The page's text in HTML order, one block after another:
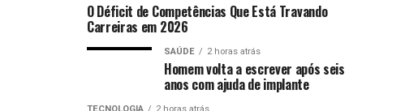
O Déficit de Competências Que Está Travando
Carreiras em 2026
SAÚDE 2 horas atrás
Homem volta a escrever após seis
anos com ajuda de implante